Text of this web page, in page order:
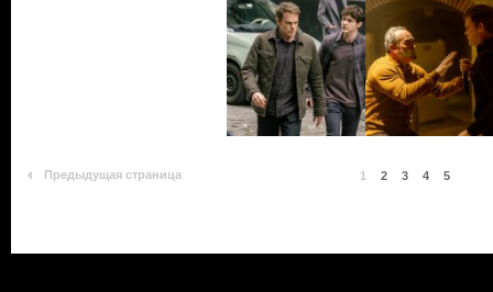
Предыдущая страница 1 2 3 4 5